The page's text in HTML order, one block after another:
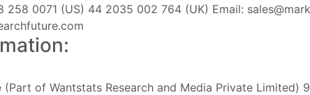
258 0071 (US) 44 2035 002 764 (UK) Email:
(Part of Wantstats Research and Media Private